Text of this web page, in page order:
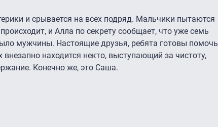
и срывается на всех подряд. Мальчики пытаются
и Алла по секрету сообщает, что уже семь
мужчины. Настоящие друзья, ребята готовы помочь
внезапно находится некто, выступающий за чистоту,
Конечно же, это Саша.